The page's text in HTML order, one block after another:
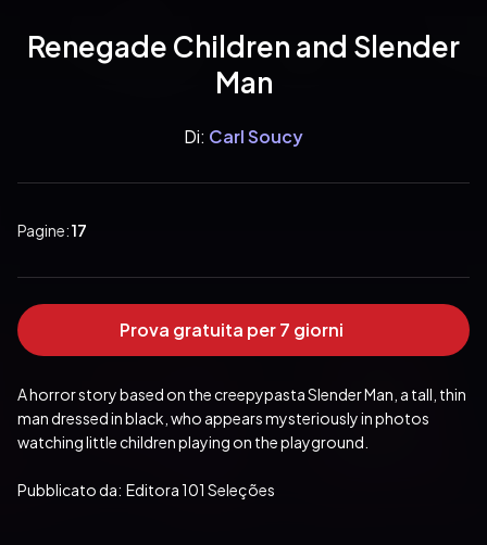
Renegade Children and Slender
Man
Di: Carl Soucy
Pagine:17
Prova gratuita per 7 giorni
A horror story based on the creepypasta Slender Man, a tall, thin
man dressed in black, who appears mysteriously in photos
watching little children playing on the playground.
Pubblicato da:  Editora 101 Seleções